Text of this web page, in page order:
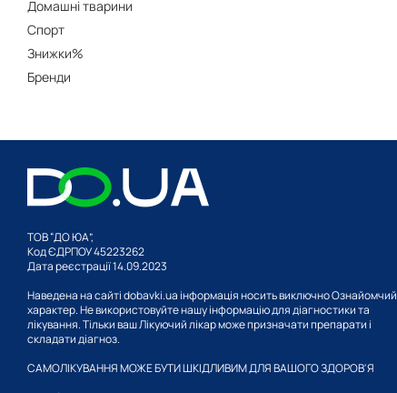
Домашні тварини
Спорт
Знижки%
Бренди
ТОВ “ДО ЮА”,
Код ЄДРПОУ 45223262
Дата реєстрації 14.09.2023
Наведена на сайті dobavki.ua інформація носить виключно Ознайомчий
характер. Не використовуйте нашу інформацію для діагностики та
лікування. Тільки ваш Лікуючий лікар може призначати препарати і
складати діагноз.
САМОЛІКУВАННЯ МОЖЕ БУТИ ШКІДЛИВИМ ДЛЯ ВАШОГО ЗДОРОВ'Я